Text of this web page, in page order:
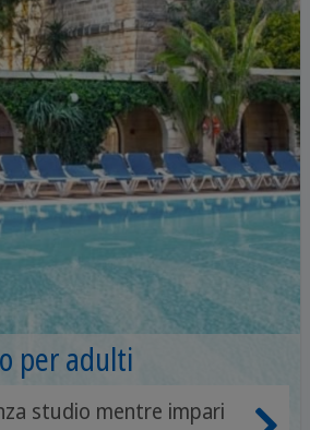
per adulti
studio mentre impari